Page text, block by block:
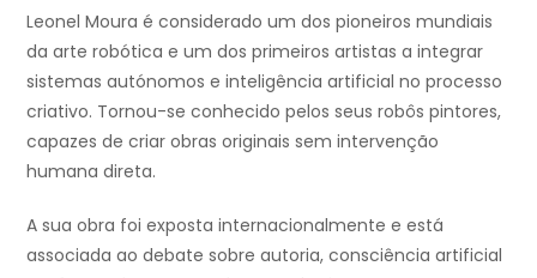
Leonel Moura é considerado um dos pioneiros mundiais
da arte robótica e um dos primeiros artistas a integrar
sistemas autónomos e inteligência artificial no processo
criativo. Tornou-se conhecido pelos seus robôs pintores,
capazes de criar obras originais sem intervenção
humana direta.
A sua obra foi exposta internacionalmente e está
associada ao debate sobre autoria, consciência artificial